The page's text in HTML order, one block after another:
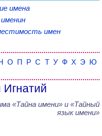
имена
имен
О П Р С Т У Ф Х Э Ю
«Тайна имени» и «Тайный
язык имени»